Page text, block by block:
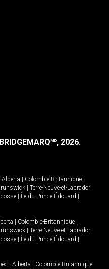
MD, 2026.
Alberta Colombie-Britannique
Terre-Neuve-et-Labrador
Île-du-Prince-Édouard
Colombie-Britannique
Terre-Neuve-et-Labrador
Île-du-Prince-Édouard
Alberta
Colombie-Britannique